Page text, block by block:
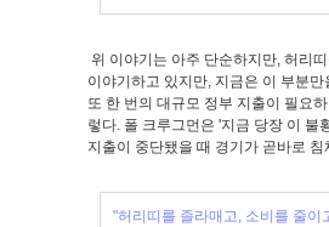
위 이야기는 아주 단순하지만, 허리
이야기하고 있지만, 지금은 이 부분
또 한 번의 대규모 정부 지출이 필요
렇다. 폴 크루그먼은 '지금 당장 이 불
지출이 중단됐을 때 경기가 곧바로
"허리띠를 졸라매고, 소비를 줄이